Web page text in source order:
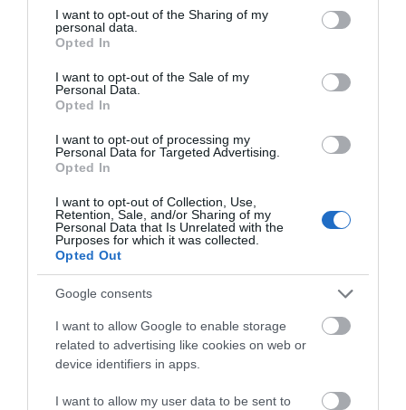
not limited to your visit or usage behaviour. You may click to
grant or deny consent to Google and its third-party tags to
use your data for below specified purposes in below Google
consent section.
I want to opt-out of the Sharing of my
personal data.
Opted In
I want to opt-out of the Sale of my
Personal Data.
Opted In
I want to opt-out of processing my
Personal Data for Targeted Advertising.
Opted In
I want to opt-out of Collection, Use,
Retention, Sale, and/or Sharing of my
Personal Data that Is Unrelated with the
Purposes for which it was collected.
Opted Out
Google consents
I want to allow Google to enable storage
related to advertising like cookies on web or
device identifiers in apps.
I want to allow my user data to be sent to
05.08.2026 | 20:20
την περιοχή της Εύβοιας
05.08.2026 | 20:00
Καραμπόλα τεσσάρων οχημάτων
προκάλεσε αναστάτωση στην
05.08.2026 | 19:40
Νύχτα τρόμου στην Εύβοια:
Διέρρηξαν σπίτι 95χρονης και
προκάλεσαν σοβαρές ζημιές σε
ταβέρνα
05.08.2026 | 19:20
Ο απόλυτος οδηγός για να ζήσεις
05.08.2026 | 19:00
Όλες οι τελευταίες ειδήσεις
ΠΕΡΙΣΣΟΤΕΡΑ ΑΠΟ ΚΟΙΝΩΝΙΑ
Κοριτσάκι βρέθηκε
μόνο στους δρόμους –
Χειροπέδες στον
25χρονο πατέρα του
Σοκ σε επαρχιακό
δρόμο: Οδηγός κάνει
τετραπλή προσπέραση
πάνω σε στροφή
(βίντεο)